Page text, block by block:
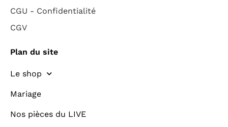
CGU - Confidentialité
CGV
Plan du site
Le shop
Mariage
Nos pièces du LIVE